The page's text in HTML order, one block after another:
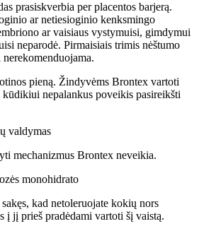
prasiskverbia per placentos barjerą.
ar netiesioginio kenksmingo
ar vaisiaus vystymuisi, gimdymui
neparodė. Pirmaisiais trimis nėštumo
pieną. Žindyvėms Brontex vartoti
kūdikiui nepalankus poveikis pasireikšti
valdymas
mechanizmus Brontex neveikia.
monohidrato
kad netoleruojate kokių nors
į jį prieš pradėdami vartoti šį vaistą.